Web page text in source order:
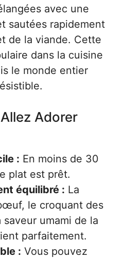
avec une
sautées rapidement
de la viande. Cette
dans la cuisine
le monde entier
Adorer
: En moins de 30
plat est prêt.
équilibré : La
le croquant des
umami de la
parfaitement.
: Vous pouvez